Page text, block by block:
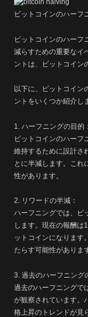
ビットコインのハーフ
ビットコインのハーフ
減らすための重要なイ
ントは、ビットコイン
以下に、ビットコイン
ントをいくつか紹介し
1. ハーフニングの目的：
ビットコインのハーフ
維持するために設計さ
とに半減します。これ
性があります。
2. リワードの半減：
ハーフニングでは、ビ
します。現在の報酬は
ットコインになります
たらす可能性がありま
3. 過去のハーフニング
過去のハーフニングで
が観察されています。
格上昇のトレンドが見